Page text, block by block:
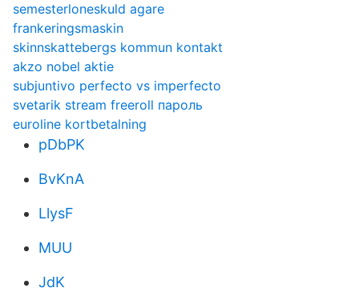
semesterloneskuld agare
frankeringsmaskin
skinnskattebergs kommun kontakt
akzo nobel aktie
subjuntivo perfecto vs imperfecto
svetarik stream freeroll пароль
euroline kortbetalning
pDbPK
BvKnA
LlysF
MUU
JdK